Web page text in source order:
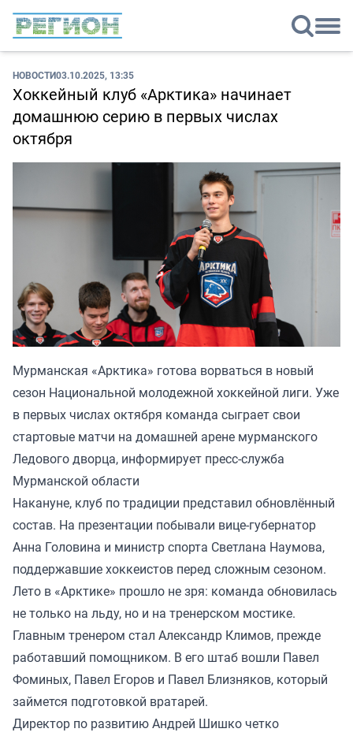
НОВОСТИ03.10.2025, 13:35
Хоккейный клуб «Арктика» начинает
домашнюю серию в первых числах
октября
Мурманская «Арктика» готова ворваться в новый
сезон Национальной молодежной хоккейной лиги. Уже
в первых числах октября команда сыграет свои
стартовые матчи на домашней арене мурманского
Ледового дворца, информирует пресс-служба
Мурманской области
Накануне, клуб по традиции представил обновлённый
состав. На презентации побывали вице-губернатор
Анна Головина и министр спорта Светлана Наумова,
поддержавшие хоккеистов перед сложным сезоном.
Лето в «Арктике» прошло не зря: команда обновилась
не только на льду, но и на тренерском мостике.
Главным тренером стал Александр Климов, прежде
работавший помощником. В его штаб вошли Павел
Фоминых, Павел Егоров и Павел Близняков, который
займется подготовкой вратарей.
Директор по развитию Андрей Шишко четко